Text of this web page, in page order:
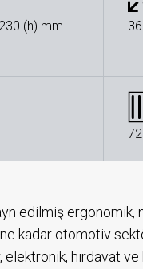
(h) mm
edilmiş ergonomik,
ne kadar otomotiv
elektronik, hırdavat